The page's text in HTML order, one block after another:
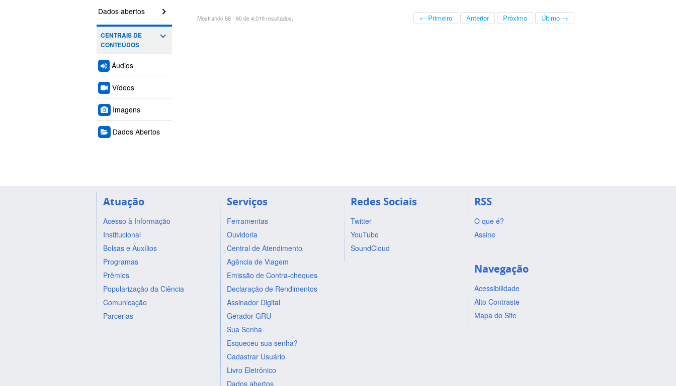
Dados abertos
CENTRAIS DE
CONTEÚDOS
Áudios
Vídeos
Imagens
Dados Abertos
Mostrando 58 - 60 de 4.019 resultados. ← Primeiro Anterior Próximo Último →
Atuação
Acesso à Informação
Institucional
Bolsas e Auxílios
Programas
Prêmios
Popularização da Ciência
Comunicação
Parcerias
Serviços
Ferramentas
Ouvidoria
Central de Atendimento
Agência de Viagem
Emissão de Contra-cheques
Declaração de Rendimentos
Assinador Digital
Gerador GRU
Sua Senha
Esqueceu sua senha?
Cadastrar Usuário
Livro Eletrônico
Dados abertos
Redes Sociais
Twitter
YouTube
SoundCloud
RSS
O que é?
Assine
Navegação
Acessibilidade
Alto Contraste
Mapa do Site